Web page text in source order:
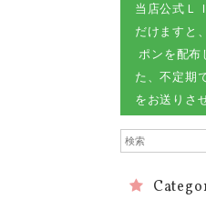
当店公式Ｌ
だけますと
ポンを配布
た、不定期
をお送りさ